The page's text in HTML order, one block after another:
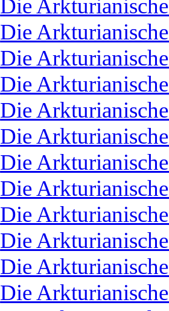
Die
Die
Die
Die
Die
Die
Die
Die
Die
Die
Die
Die